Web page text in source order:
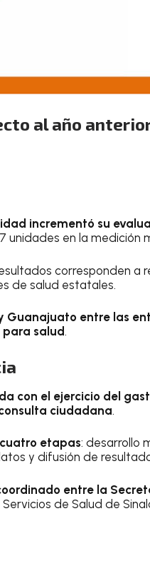
al año
incrementó su
unidades en la medición
corresponden a
de salud estatales.
Guanajuato entre las
salud.
con el ejercicio del
ciudadana.
etapas: desarrollo
y difusión de
entre la
Servicios de Salud de